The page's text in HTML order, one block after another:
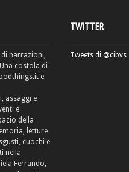
di narrazioni,
costola di
e
assaggi e
e
della
letture
cuochi e
nella
Ferrando,
TWITTER
Tweets di @cibvs